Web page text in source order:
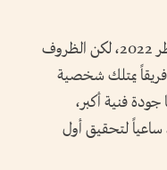
تتجدد المواجهة بين فرنسا والمغرب بعد لقائهما الشهير في نصف نهائي مونديال قطر 2022، لكن الظروف
فريقاً يمتلك شخصية
فنية أكبر،
ساعياً لتحقيق أول